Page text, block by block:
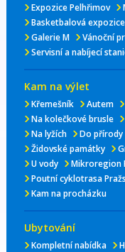
Expozice Pelhřimov
Basketbalová expozice
Galerie M
Vánoční
Servisní a nabíjecí
Kam na výlet
Křemešník Autem
Na kolečkové brusle
Na lyžích
Do přírody
Židovské památky
U vody
Mikroregion
Poutní cyklotrasa
Kam na procházku
Ubytování
Kompletní nabídka